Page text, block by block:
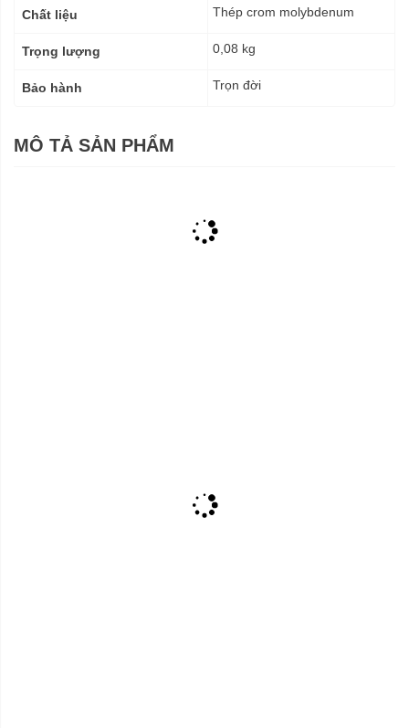
Chất liệu Thép crom molybdenum
Trọng lượng 0,08 kg
Bảo hành Trọn đời
MÔ TẢ SẢN PHẨM